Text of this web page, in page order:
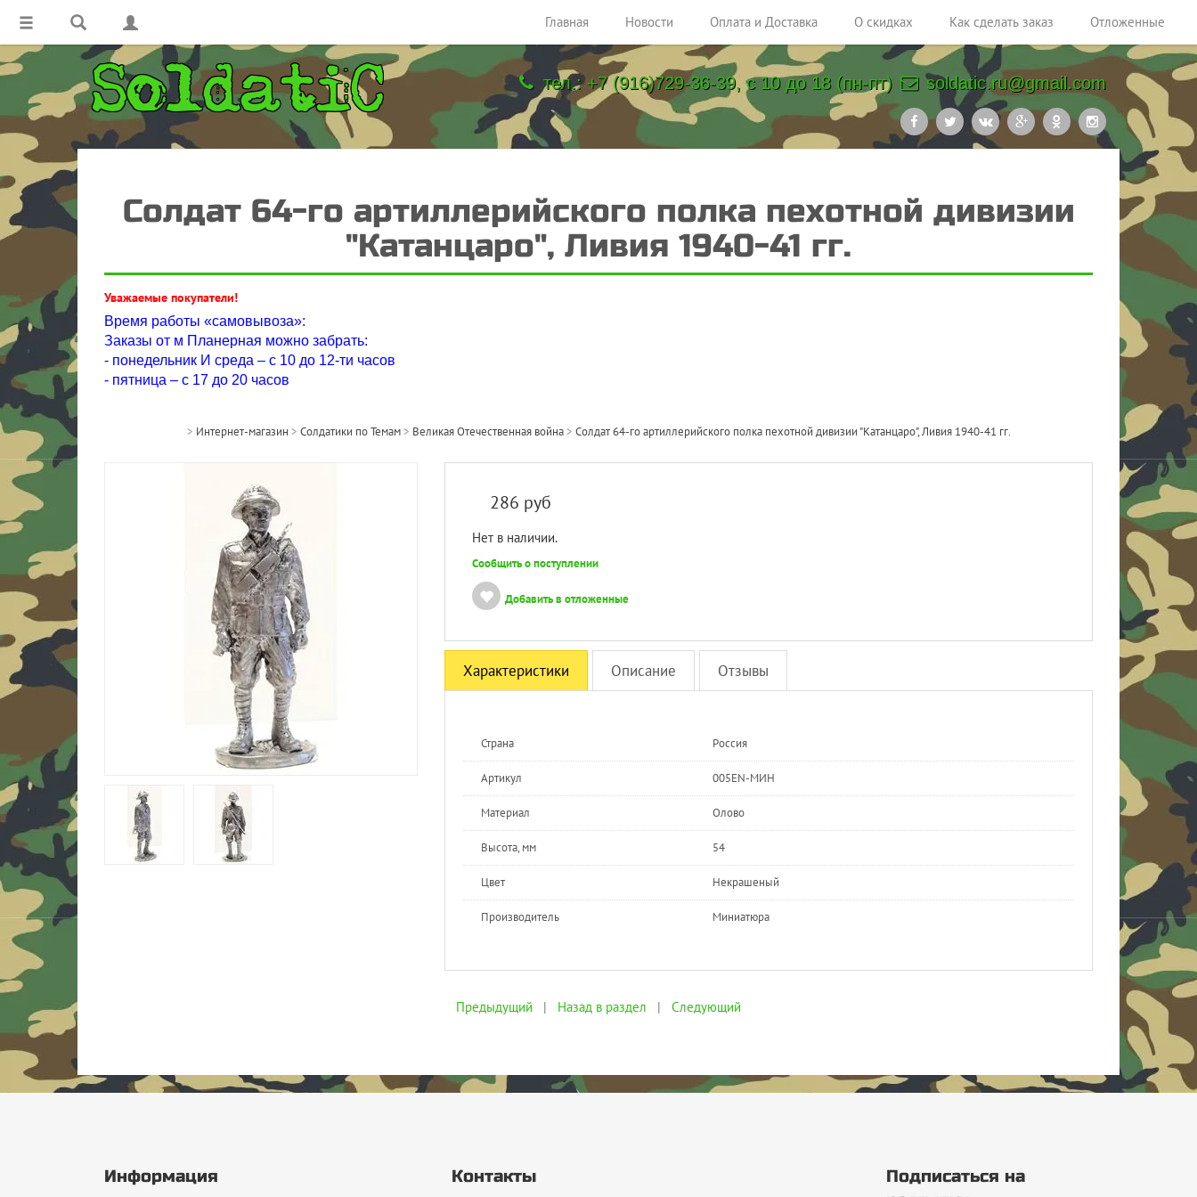
Главная Новости Оплата и Доставка О скидках Как сделать заказ Отложенные
тел.: +7 (916)729-36-39, с 10 до 18 (пн-пт) soldatic.ru@gmail.com
Солдат 64-го артиллерийского полка пехотной дивизии
"Катанцаро", Ливия 1940-41 гг.
Уважаемые покупатели!
Время работы «самовывоза»:
Заказы от м Планерная можно забрать:
- понедельник И среда – с 10 до 12-ти часов
- пятница – с 17 до 20 часов
> Интернет-магазин > Солдатики по Темам> Великая Отечественная война> Солдат 64-го артиллерийского полка пехотной дивизии "Катанцаро", Ливия 1940-41 гг.
286 руб
Нет в наличии.
Сообщить о поступлении
Добавить в отложенные
Характеристики Описание Отзывы
Страна Россия
Артикул 005EN-МИН
Материал Олово
Высота, мм 54
Цвет Некрашеный
Производитель Миниатюра
Предыдущий | Назад в раздел | Следующий
Информация Контакты
Подписаться на